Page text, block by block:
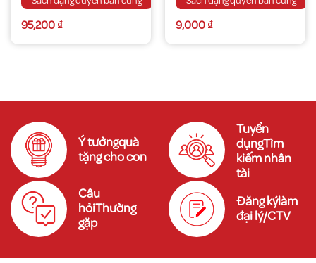
95,200₫ 9,000₫
Ý tưởngquà
tặng cho con
Tuyển
dụngTìm
kiếm nhân
tài
Câu
hỏiThường
gặp
Đăng kýlàm
đại lý/CTV